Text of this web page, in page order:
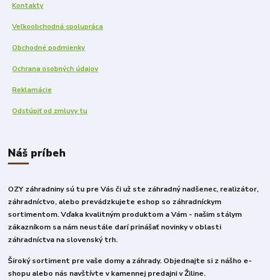
Kontakty
Veľkoobchodná spolupráca
Obchodné podmienky
Ochrana osobných údajov
Reklamácie
Odstúpiť od zmluvy tu
Náš príbeh
OZY záhradniny sú tu pre Vás či už ste záhradný nadšenec, realizátor,
záhradníctvo, alebo prevádzkujete eshop so záhradníckym
sortimentom. Vďaka kvalitným produktom a Vám - našim stálym
zákazníkom sa nám neustále darí prinášať novinky v oblasti
záhradníctva na slovenský trh.
Široký sortiment pre vaše domy a záhrady. Objednajte si z nášho e-
shopu alebo nás navštívte v kamennej predajni v Žiline.